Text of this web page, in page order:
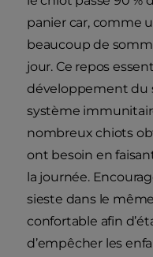
panier car, comme
beaucoup de
jour. Ce repos
développement du
système
nombreux chiots
ont besoin en
la journée.
sieste dans le
confortable afin
d’empêcher les